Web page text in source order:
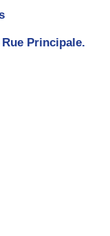
Principale.